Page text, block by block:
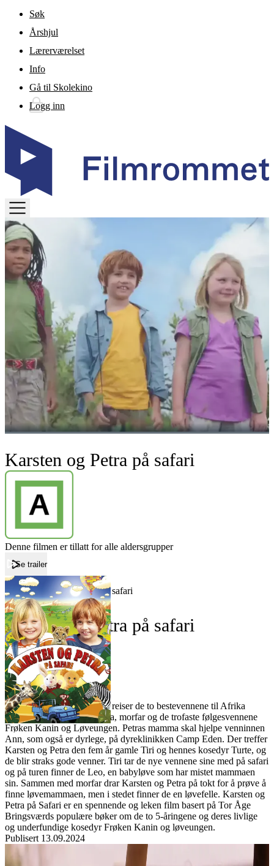
Gå til hovedinnhold
Søk
Årshjul
Lærerværelset
Info
Gå til Skolekino
Logg inn
TOGGLE
MENU
Karsten og Petra på safari
Denne filmen er tillatt for alle aldersgrupper
Se trailer
ForsideKarsten og Petra på safari
Karsten og Petra på safari
Film
Forfatter:
Leverandør:
Norgesfilm AS
Lisens:
I Karsten og Petra på safari reiser de to bestevennene til Afrika
sammen med Petras mamma, morfar og de trofaste følgesvennene
Frøken Kanin og Løveungen. Petras mamma skal hjelpe venninnen
Ann, som også er dyrlege, på dyreklinikken Camp Eden. Der treffer
Karsten og Petra den fem år gamle Tiri og hennes kosedyr Turte, og
de blir straks gode venner. Tiri tar de nye vennene sine med på safari
og på turen finner de Leo, en babyløve som har mistet mammaen
sin. Sammen med morfar drar Karsten og Petra på tokt for å prøve å
finne løvemammaen, men i stedet finner de en løvefelle. Karsten og
Petra på Safari er en spennende og leken film basert på Tor Åge
Bringsværds populære bøker om de to 5-åringene og deres livlige
og underfundige kosedyr Frøken Kanin og løveungen.
Publisert 13.09.2024